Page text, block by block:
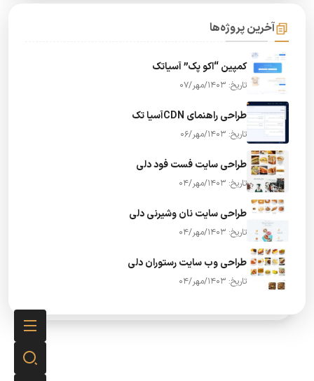
آخرین پروژه‌ها
کمپین “اکو پک” آسیاتک
تاریخ: 1403/مهر/07
طراحی راهنمای CDNآسیا تک
تاریخ: 1403/مهر/06
طراحی سایت فست فود دلی
تاریخ: 1403/مهر/04
طراحی سایت نان وشیرنی دلی
تاریخ: 1403/مهر/04
طراحی وب سایت رستوران دلی
تاریخ: 1403/مهر/04